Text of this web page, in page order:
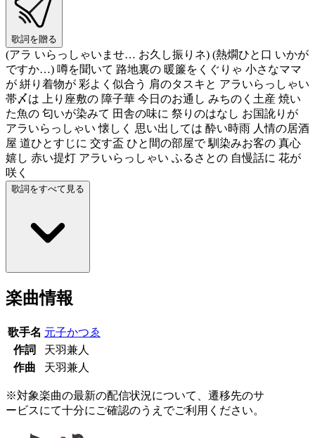
歌詞を贈る
(アラ いらっしゃいませ… お久し振りネ) (熱燗ひと口 いかが
ですか…) 噂を聞いて 路地裏の 暖簾をくぐりゃ 小さなママ
が 絣り着物が 彩よく似合う 肩のタスキと アラいらっしゃい
帯〆は 上り座敷の 障子華 今日のお通し みちのく土産 焼い
た魚の 匂いが染みて 田舎の味に 祭りのはなし お国訛りが
アラいらっしゃい 懐しく 思い出しては 酔い時雨 人情の居酒
屋 道ひとすじに 交す盃 ひと間の部屋で 馴染みお客の 真心
嬉し 赤い提灯 アラいらっしゃい ふるさとの 自慢話に 花が
咲く
歌詞をすべて見る
楽曲情報
歌手名 元子かつゑ
作詞
天羽兼人
作曲
天羽兼人
※対象楽曲の最新の配信状況について、遷移先のサ
ービスにて十分にご確認のうえでご利用ください。